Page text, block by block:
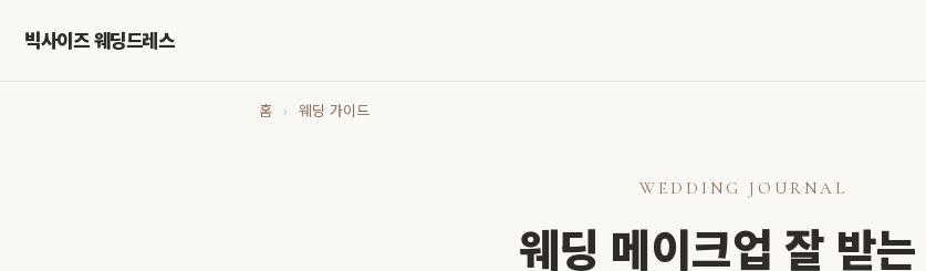
빅사이즈 웨딩드레스
홈 › 웨딩 가이드
WEDDING JOURNAL
웨딩 메이크업 잘 받